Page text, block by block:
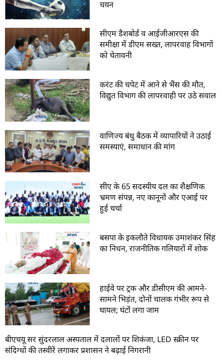
चयन
सीएम डैशबोर्ड व आईजीआरएस की
समीक्षा में डीएम सख्त, लापरवाह विभागों
को चेतावनी
करंट की चपेट में आने से भैंस की मौत,
विद्युत विभाग की लापरवाही पर उठे सवाल
वाणिज्य बंधु बैठक में व्यापारियों ने उठाई
समस्याएं, समाधान की मांग
सीए के 65 सदस्यीय दल का शैक्षणिक
भ्रमण संपन्न, नए कानूनों और एआई पर
हुई चर्चा
बसपा के इकलौते विधायक उमाशंकर सिंह
का निधन, राजनीतिक गलियारों में शोक
हाईवे पर ट्रक और डीसीएम की आमने-
सामने भिड़ंत, दोनों चालक गंभीर रूप से
घायल; घंटों लगा जाम
बीएचयू सर सुंदरलाल अस्पताल में दलालों पर शिकंजा, LED स्क्रीन पर
संदिग्धों की तस्वीरें लगाकर प्रशासन ने बढ़ाई निगरानी